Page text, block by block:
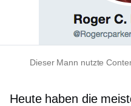
Dieser Mann nutzte
Heute haben die